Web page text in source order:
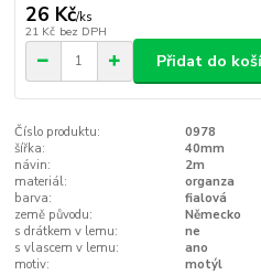
26 Kč/ks
21 Kč bez DPH
Přidat do
Číslo produktu:
0978
šířka:
40mm
návin:
2m
materiál:
organza
barva:
fialová
země původu:
Německo
s drátkem v lemu:
ne
s vlascem v lemu:
ano
motiv:
motýl